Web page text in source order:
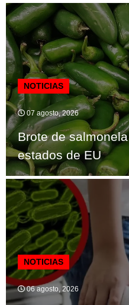
NOTICIAS
07 agosto, 2026
Brote de
estados de EU
NOTICIAS
06 agosto, 2026